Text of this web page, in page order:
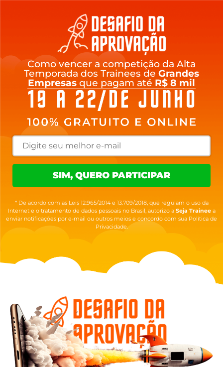
Como vencer a competição da Alta
Temporada dos Trainees de Grandes
Empresas que pagam até R$ 8 mil
SIM, QUERO PARTICIPAR
* De acordo com as Leis 12.965/2014 e 13.709/2018, que regulam o uso da
Internet e o tratamento de dados pessoais no Brasil, autorizo a Seja Traineea
enviar notificações por e-mail ou outros meios e concordo com sua Política de
Privacidade.